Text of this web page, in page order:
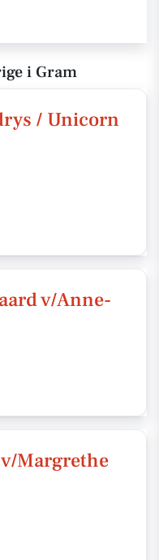
i Gram
/ Unicorn
v/Anne-
Margrethe